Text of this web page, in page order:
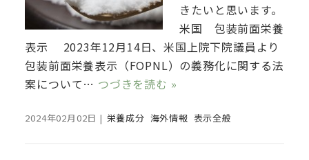
きたいと思います。
米国 包装前面栄養
表示 2023年12月14日、米国上院下院議員より
包装前面栄養表示（FOPNL）の義務化に関する法
案について… つづきを読む »
2024年02月02日 | 栄養成分 海外情報 表示全般